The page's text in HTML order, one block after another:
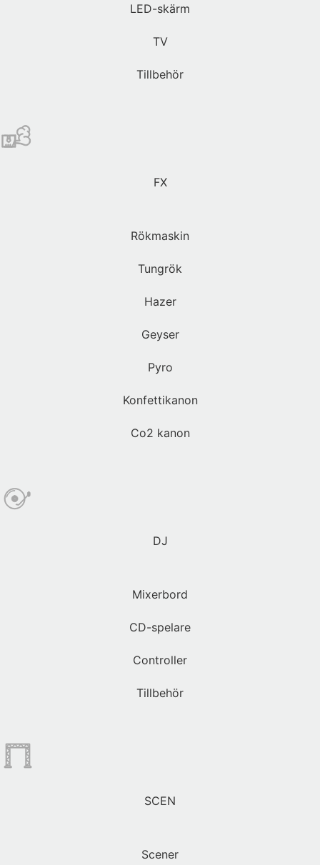
LED-skärm
TV
Tillbehör
FX
Rökmaskin
Tungrök
Hazer
Geyser
Pyro
Konfettikanon
Co2 kanon
DJ
Mixerbord
CD-spelare
Controller
Tillbehör
SCEN
Scener